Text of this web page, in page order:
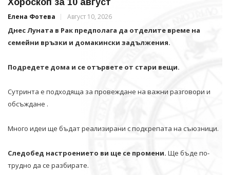
Елена Фотева Август 10, 2026
Днес Луната в Рак предполага да отделите време на
семейни връзки и домакински задължения.
Подредете дома и се отървете от стари вещи.
Сутринта е подходяща за провеждане на важни разговори и
обсъждане .
Много идеи ще бъдат реализирани с подкрепата на съюзници.
Следобед настроението ви ще се промени. Ще бъде по-
трудно да се разбирате.